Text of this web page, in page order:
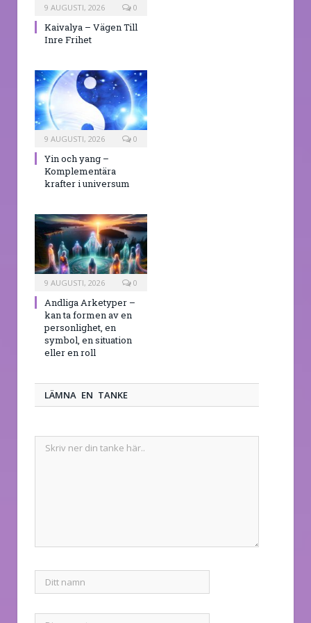
9 AUGUSTI, 2026 0
Kaivalya – Vägen Till
Inre Frihet
9 AUGUSTI, 2026 0
Yin och yang –
Komplementära
krafter i universum
9 AUGUSTI, 2026 0
Andliga Arketyper –
kan ta formen av en
personlighet, en
symbol, en situation
eller en roll
LÄMNA EN TANKE